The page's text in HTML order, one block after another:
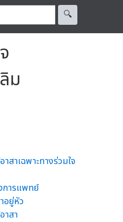
🔍︎
ม
สาเฉพาะทางร่วมใจ
การแพทย์
อยู่หัว
าสา